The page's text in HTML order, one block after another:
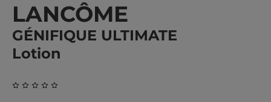
LANCÔME
GÉNIFIQUE ULTIMATE
Lotion